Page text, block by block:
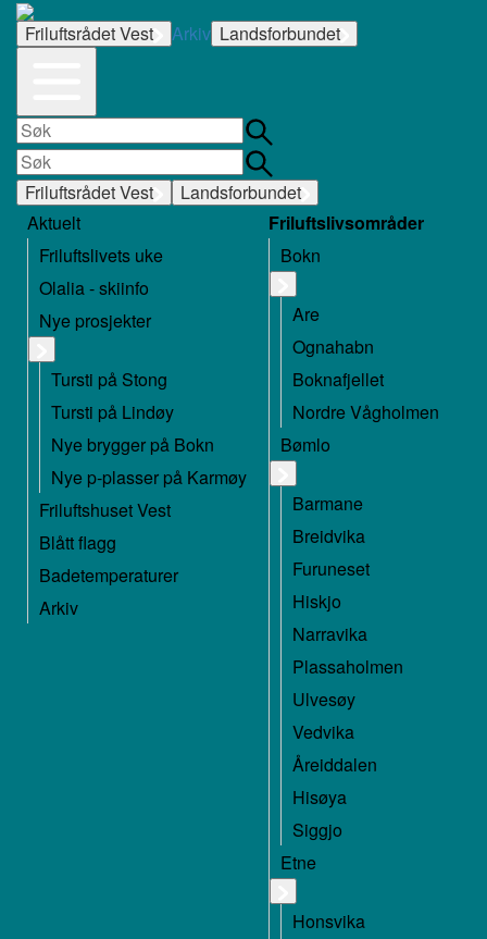
Friluftsrådet Vest Arkiv Landsforbundet
Friluftsrådet Vest
Landsforbundet
Aktuelt
Friluftslivets uke
Olalia - skiinfo
Nye prosjekter
Tursti på Stong
Tursti på Lindøy
Nye brygger på Bokn
Nye p-plasser på Karmøy
Friluftshuset Vest
Blått flagg
Badetemperaturer
Arkiv
Friluftslivsområder
Bokn
Are
Ognahabn
Boknafjellet
Nordre Vågholmen
Bømlo
Barmane
Breidvika
Furuneset
Hiskjo
Narravika
Plassaholmen
Ulvesøy
Vedvika
Åreiddalen
Hisøya
Siggjo
Etne
Honsvika